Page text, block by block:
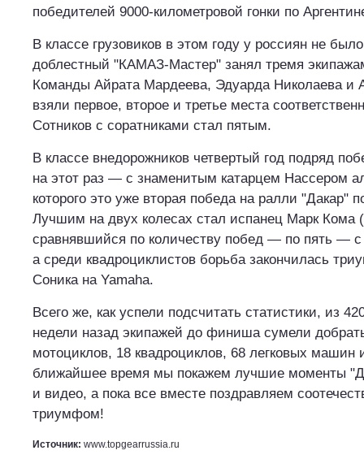
победителей 9000-километровой гонки по
В классе грузовиков в этом году у россиян не
доблестный "КАМАЗ-Мастер" занял тремя
Команды Айрата Мардеева, Эдуарда Николаева и
взяли первое, второе и третье места
Сотников с соратниками стал пятым.
В классе внедорожников четвертый год подряд
на этот раз — с знаменитым катарцем Нассером
которого это уже вторая победа на ралли "Дакар"
Лучшим на двух колесах стал испанец Марк Кома
сравнявшийся по количеству побед — по пять —
а среди квадроциклистов борьба закончилась
Соника на Yamaha.
Всего же, как успели подсчитать статистики, из
недели назад экипажей до финиша сумели
мотоциклов, 18 квадроциклов, 68 легковых машин
ближайшее время мы покажем лучшие моменты
и видео, а пока все вместе поздравляем
триумфом!
Источник: www.topgearrussia.ru